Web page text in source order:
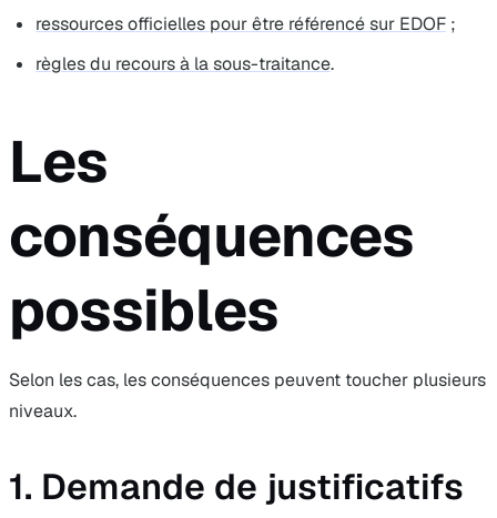
ressources officielles pour être référencé sur EDOF ;
règles du recours à la sous-traitance.
Les
conséquences
possibles
Selon les cas, les conséquences peuvent toucher plusieurs
niveaux.
1. Demande de justificatifs